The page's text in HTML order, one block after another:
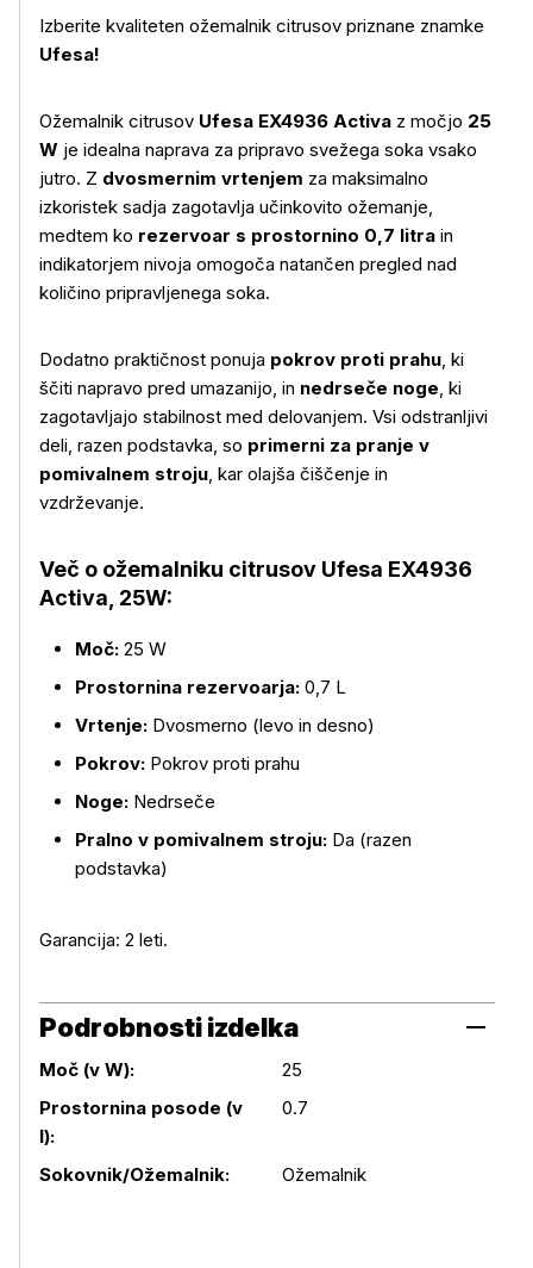
Več o izdelku
Izberite kvaliteten ožemalnik citrusov priznane znamke
Ufesa!
Ožemalnik citrusov Ufesa EX4936 Activa z močjo 25
W je idealna naprava za pripravo svežega soka vsako
jutro. Z dvosmernim vrtenjem za maksimalno
izkoristek sadja zagotavlja učinkovito ožemanje,
medtem ko rezervoar s prostornino 0,7 litra in
indikatorjem nivoja omogoča natančen pregled nad
količino pripravljenega soka.
Dodatno praktičnost ponuja pokrov proti prahu, ki
ščiti napravo pred umazanijo, in nedrseče noge, ki
zagotavljajo stabilnost med delovanjem. Vsi odstranljivi
deli, razen podstavka, so primerni za pranje v
pomivalnem stroju, kar olajša čiščenje in
vzdrževanje.
Več o ožemalniku citrusov Ufesa EX4936
Activa, 25W:
Moč: 25 W
Prostornina rezervoarja: 0,7 L
Vrtenje: Dvosmerno (levo in desno)
Pokrov: Pokrov proti prahu
Noge: Nedrseče
Pralno v pomivalnem stroju: Da (razen
podstavka)
Garancija: 2 leti.
Podrobnosti izdelka
Podrobnosti izdelka
Moč (v W):
25
Prostornina posode (v
l):
0.7
Sokovnik/Ožemalnik: Ožemalnik